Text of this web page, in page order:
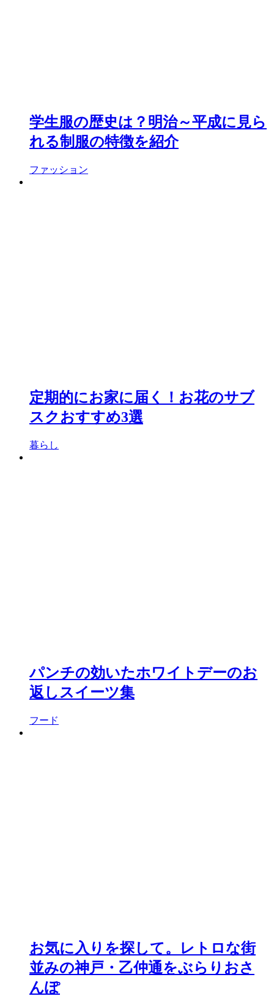
学生服の歴史は？明治～平成に見ら
れる制服の特徴を紹介
ファッション
定期的にお家に届く！お花のサブ
スクおすすめ3選
暮らし
パンチの効いたホワイトデーのお
返しスイーツ集
フード
お気に入りを探して。レトロな街
並みの神戸・乙仲通をぶらりおさ
んぽ